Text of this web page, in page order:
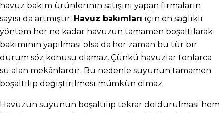
havuz bakım ürünlerinin satışını yapan firmaların
sayısı da artmıştır. Havuz bakımları için en sağlıklı
yöntem her ne kadar havuzun tamamen boşaltılarak
bakımının yapılması olsa da her zaman bu tür bir
durum söz konusu olamaz. Çünkü havuzlar tonlarca
su alan mekânlardır. Bu nedenle suyunun tamamen
boşaltılıp değiştirilmesi mümkün olmaz.
Havuzun suyunun boşaltılıp tekrar doldurulması hem